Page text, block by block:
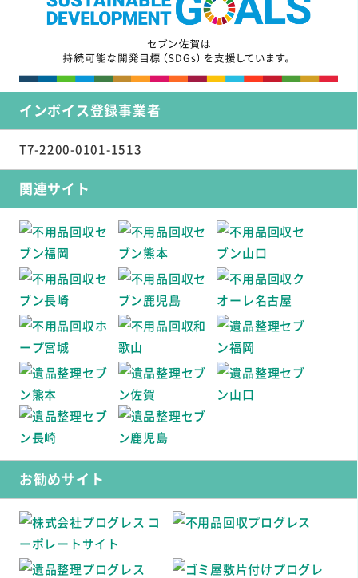
インボイス登録事業者
T7-2200-0101-1513
関連サイト
お勧めサイト